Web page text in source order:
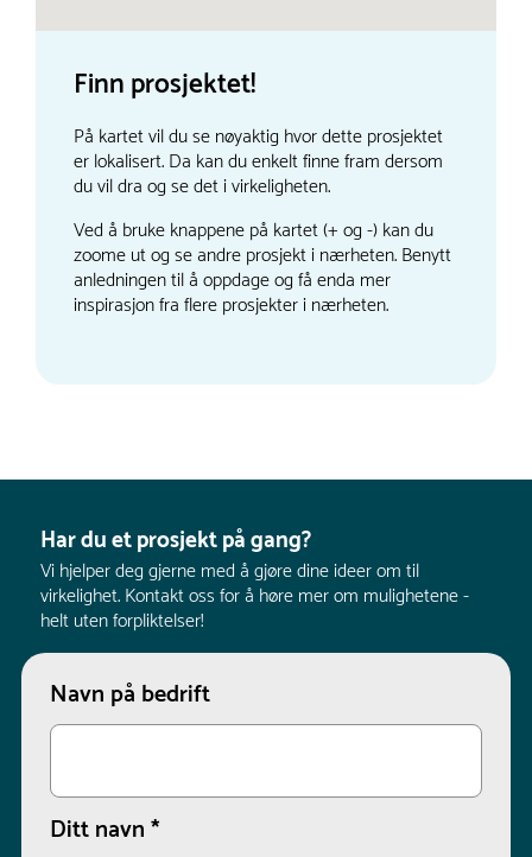
Finn prosjektet!
På kartet vil du se nøyaktig hvor dette prosjektet
er lokalisert. Da kan du enkelt finne fram dersom
du vil dra og se det i virkeligheten.
Ved å bruke knappene på kartet (+ og -) kan du
zoome ut og se andre prosjekt i nærheten. Benytt
anledningen til å oppdage og få enda mer
inspirasjon fra flere prosjekter i nærheten.
Har du et prosjekt på gang?
Vi hjelper deg gjerne med å gjøre dine ideer om til
virkelighet. Kontakt oss for å høre mer om mulighetene -
helt uten forpliktelser!
Navn på bedrift
Ditt navn*